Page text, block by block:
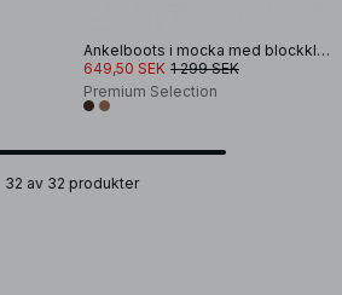
Ankelboots i mocka med blockklack
649,50 SEK 1 299 SEK
Premium Selection
32 av 32 produkter